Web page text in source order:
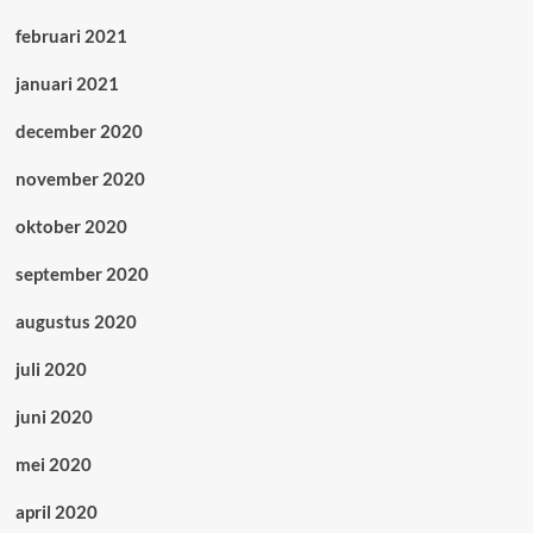
februari 2021
januari 2021
december 2020
november 2020
oktober 2020
september 2020
augustus 2020
juli 2020
juni 2020
mei 2020
april 2020